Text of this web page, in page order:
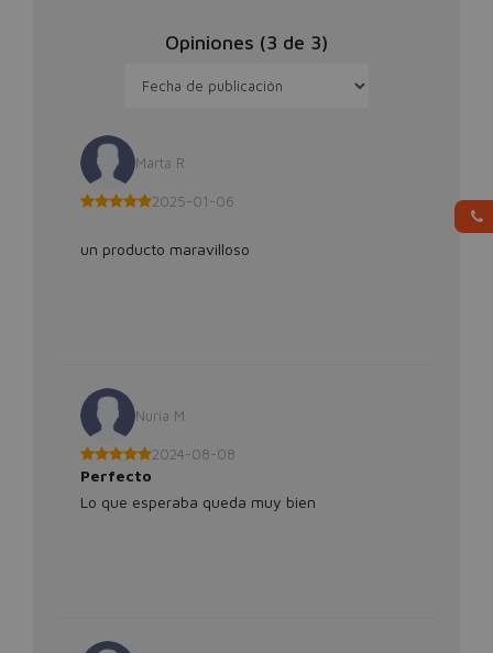
Opiniones (3 de 3)
Marta R
2025-01-06
un producto maravilloso
Nuria M
2024-08-08
Perfecto
Lo que esperaba queda muy bien